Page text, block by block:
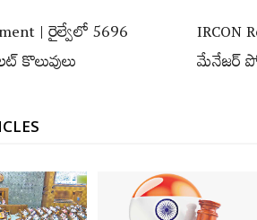
| రైల్వేలో 5696
కొలువులు
IRCON
మేనేజర్‌